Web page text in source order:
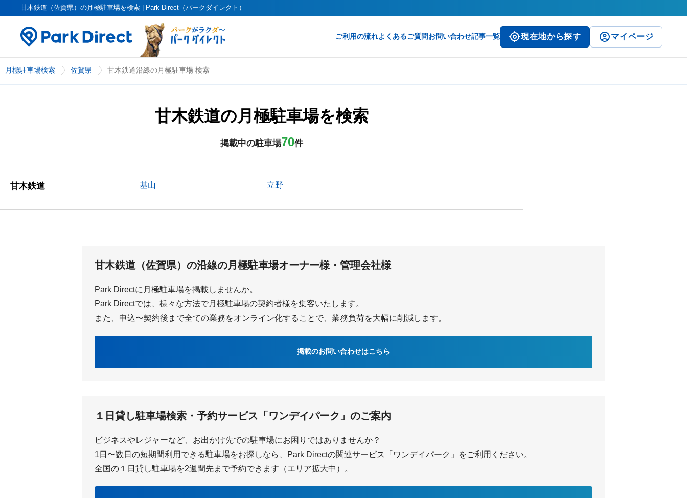
甘木鉄道（佐賀県）の月極駐車場を検索 | Park Direct（パークダイレクト）
ご利用の流れよくあるご質問お問い合わせ記事一覧 現在地から探す マイページ
月極駐車場検索 佐賀県 甘木鉄道沿線の月極駐車場 検索
甘木鉄道の月極駐車場を検索
掲載中の駐車場70件
甘木鉄道 基山 立野
甘木鉄道（佐賀県）の沿線の月極駐車場オーナー様・管理会社様
Park Directに月極駐車場を掲載しませんか。
Park Directでは、様々な方法で月極駐車場の契約者様を集客いたします。
また、申込〜契約後まで全ての業務をオンライン化することで、業務負荷を大幅に削減します。
掲載のお問い合わせはこちら
１日貸し駐車場検索・予約サービス「ワンデイパーク」のご案内
ビジネスやレジャーなど、お出かけ先での駐車場にお困りではありませんか？
1日〜数日の短期間利用できる駐車場をお探しなら、Park Directの関連サービス「ワンデイパーク」をご利用ください。
全国の１日貸し駐車場を2週間先まで予約できます（エリア拡大中）。